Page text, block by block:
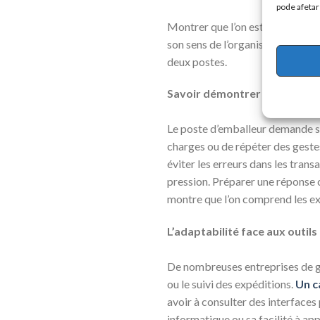
pode
Montrer que l’on est attentif
son sens de l’organisation a
deux postes.
Savoir démontrer sa
Le poste d’emballeur
charges ou de répéter des
éviter les erreurs dans les
pression. Préparer une
montre que l’on comprend les
L’adaptabilité face aux
De nombreuses entreprises de
ou le suivi des expéditions. Un
avoir à consulter des interfaces